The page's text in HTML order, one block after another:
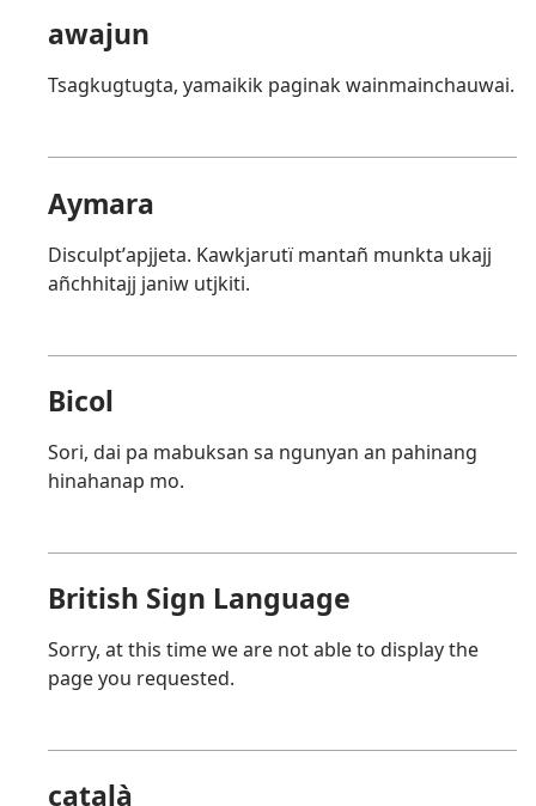
awajun
Tsagkugtugta, yamaikik paginak wainmainchauwai.
Aymara
Disculptʼapjjeta. Kawkjarutï mantañ munkta ukajj
añchhitajj janiw utjkiti.
Bicol
Sori, dai pa mabuksan sa ngunyan an pahinang
hinahanap mo.
British Sign Language
Sorry, at this time we are not able to display the
page you requested.
català